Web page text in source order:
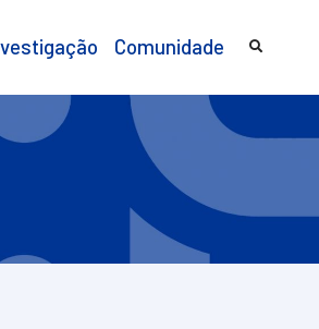
Comunidade